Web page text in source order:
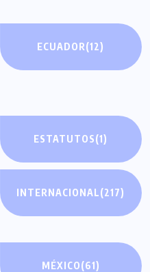
ECUADOR(12)
ESTATUTOS(1)
INTERNACIONAL(217)
MÉXICO(61)